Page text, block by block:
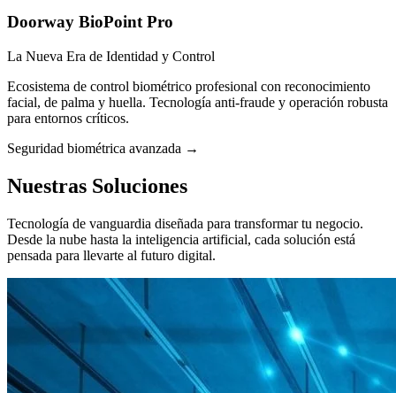
Doorway BioPoint Pro
La Nueva Era de Identidad y Control
Ecosistema de control biométrico profesional con reconocimiento
facial, de palma y huella. Tecnología anti-fraude y operación robusta
para entornos críticos.
Seguridad biométrica avanzada →
Nuestras Soluciones
Tecnología de vanguardia diseñada para transformar tu negocio.
Desde la nube hasta la inteligencia artificial, cada solución está
pensada para llevarte al futuro digital.